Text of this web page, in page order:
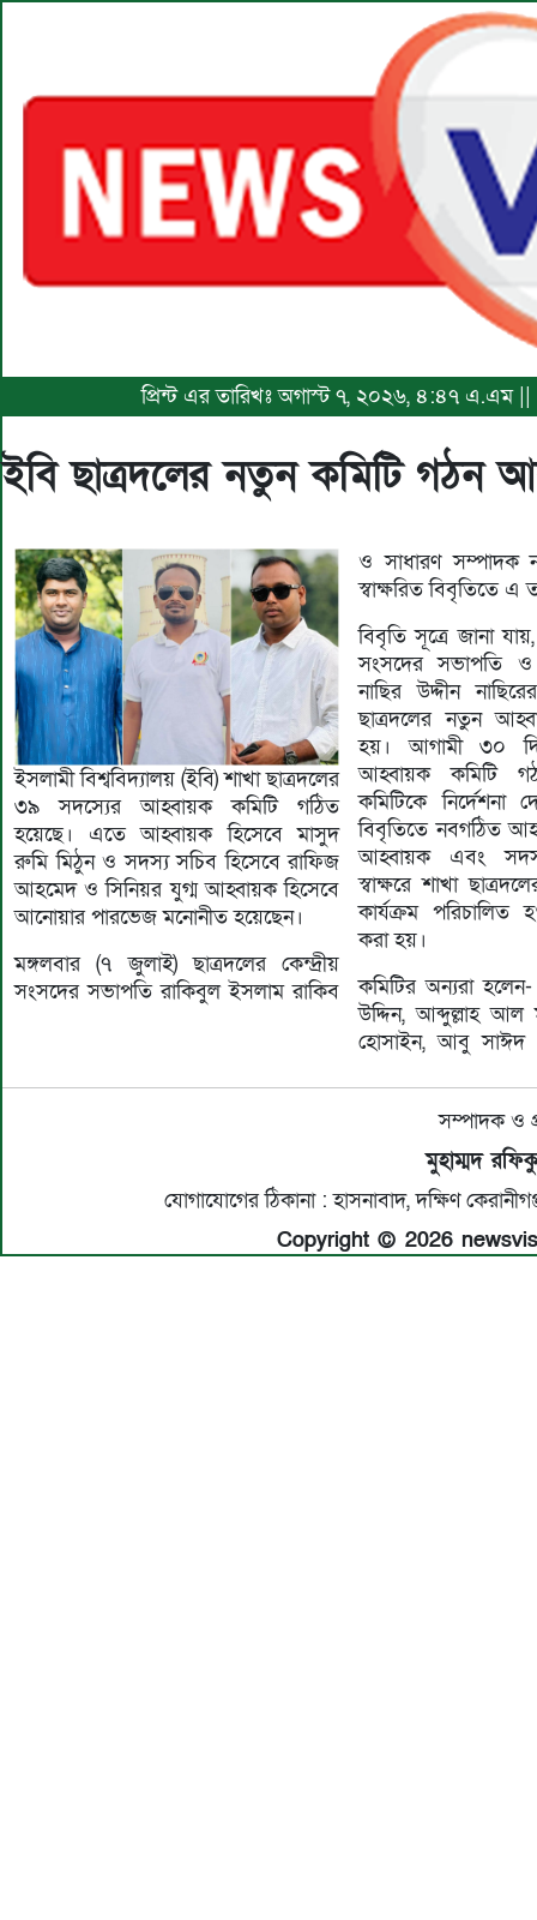
প্রিন্ট এর তারিখঃ অগাস্ট ৭, ২০২৬, ৪:৪৭ এ.এম
ইবি ছাত্রদলের নতুন কমিটি গঠন
ইসলামী বিশ্ববিদ্যালয় (ইবি) শাখা ছাত্রদলের
৩৯ সদস্যের আহ্বায়ক কমিটি গঠিত
হয়েছে। এতে আহ্বায়ক হিসেবে মাসুদ
রুমি মিঠুন ও সদস্য সচিব হিসেবে রাফিজ
আহমেদ ও সিনিয়র যুগ্ম আহ্বায়ক হিসেবে
আনোয়ার পারভেজ মনোনীত হয়েছেন।
মঙ্গলবার (৭ জুলাই) ছাত্রদলের কেন্দ্রীয়
সংসদের সভাপতি রাকিবুল ইসলাম রাকিব
ও সাধারণ সম্পাদক
স্বাক্ষরিত বিবৃতিতে এ
বিবৃতি সূত্রে জানা
সংসদের সভাপতি ও
নাছির উদ্দীন
ছাত্রদলের নতুন
হয়। আগামী ৩০
আহ্বায়ক কমিটি
কমিটিকে নির্দেশনা
বিবৃতিতে নবগঠিত
আহ্বায়ক এবং
স্বাক্ষরে শাখা
কার্যক্রম পরিচালিত
করা হয়।
কমিটির অন্যরা
উদ্দিন, আব্দুল্লাহ আল
হোসাইন, আবু সাঈদ
সম্পাদক ও
মুহাম্মদ
যোগাযোগের ঠিকানা : হাসনাবাদ, দক্ষিণ
Copyright © 2026